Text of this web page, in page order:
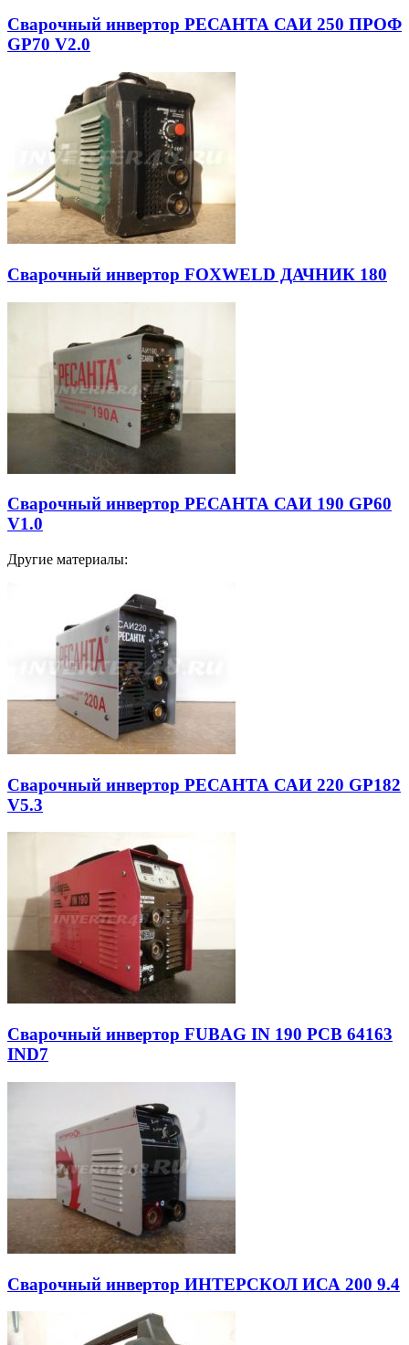
Сварочный инвертор РЕСАНТА САИ 250 ПРОФ
GP70 V2.0
Сварочный инвертор FOXWELD ДАЧНИК 180
Сварочный инвертор РЕСАНТА САИ 190 GP60
V1.0
Другие материалы:
Сварочный инвертор РЕСАНТА САИ 220 GP182
V5.3
Сварочный инвертор FUBAG IN 190 PCB 64163
IND7
Сварочный инвертор ИНТЕРСКОЛ ИСА 200 9.4